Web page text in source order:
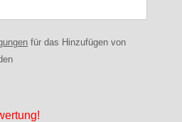
für das Hinzufügen von